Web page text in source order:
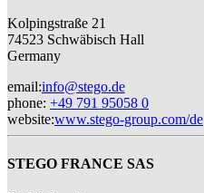
Kolpingstraße 21
74523 Schwäbisch Hall
Germany
email:info@stego.de
phone: +49 791 95058 0
website:www.stego-group.com/de
STEGO FRANCE SAS